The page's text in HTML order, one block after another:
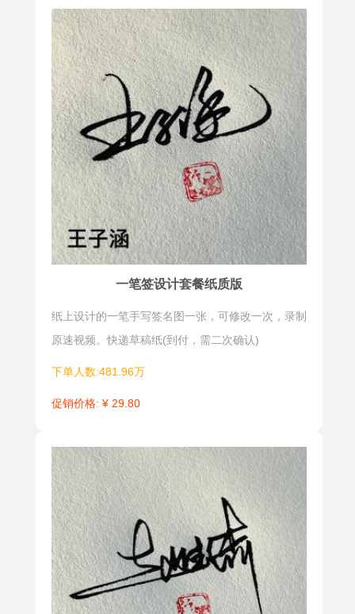
一笔签设计套餐纸质版
纸上设计的一笔手写签名图一张，可修改一次，录制
原速视频。快递草稿纸(到付，需二次确认)
下单人数:481.96万
促销价格: ¥ 29.80